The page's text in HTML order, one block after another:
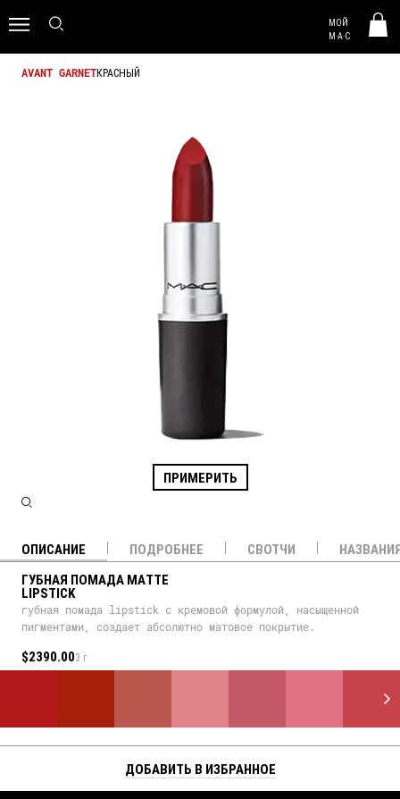
МОЙ
M·A·C
AVANT GARNETКРАСНЫЙ
ПРИМЕРИТЬ
ОПИСАНИЕ ПОДРОБНЕЕ СВОТЧИ
ГУБНАЯ ПОМАДА MATTE
LIPSTICK
губная помада lipstick с кремовой формулой, насыщенной
пигментами, создает абсолютно матовое покрытие.
$2390.003 г
ДОБАВИТЬ В ИЗБРАННОЕ